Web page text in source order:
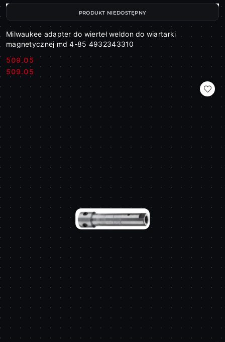
Milwaukee adapter do wierteł weldon do wiartarki
magnetycznej md 4-85 4932343310
Cena:
509.05
Cena:
509.05
PRODUKT NIEDOSTĘPNY